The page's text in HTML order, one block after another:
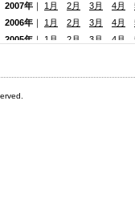
2007年 ｜ 1月 2月 3月 4月
2006年 ｜ 1月 2月 3月 4月
2005年 ｜ 1月 2月 3月 4月